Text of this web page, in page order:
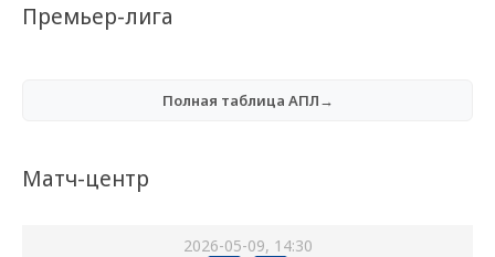
Премьер-лига
Полная таблица АПЛ→
Матч-центр
2026-05-09, 14:30